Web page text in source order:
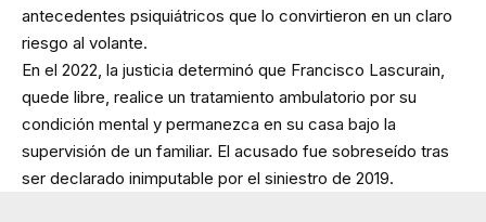
antecedentes psiquiátricos que lo convirtieron en un claro
riesgo al volante.
En el 2022, la justicia determinó que Francisco Lascurain,
quede libre, realice un tratamiento ambulatorio por su
condición mental y permanezca en su casa bajo la
supervisión de un familiar. El acusado fue sobreseído tras
ser declarado inimputable por el siniestro de 2019.